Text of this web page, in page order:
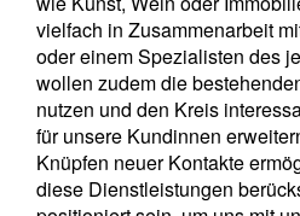
vielfach in Zusammenarbeit
oder einem Spezialisten des
wollen zudem die
nutzen und den Kreis
für unsere Kundinnen
Knüpfen neuer Kontakte
diese Dienstleistungen